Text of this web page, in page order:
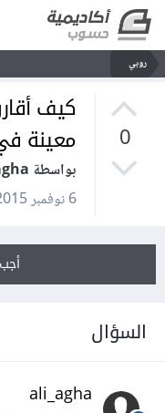
روبي
0
كيف
معينة
بواسطة ali_agha
6 نوفمبر 2015
السؤال
ali_agha